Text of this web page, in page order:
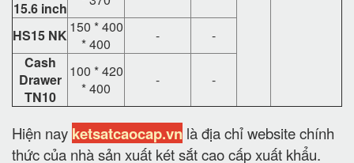
15.6 inch
HS15 NK 150 * 400
* 400
-
-
Cash
Drawer
TN10
100 * 420
* 400
- -
Hiện nay ketsatcaocap.vn là địa chỉ website chính
thức của nhà sản xuất két sắt cao cấp xuất khẩu.